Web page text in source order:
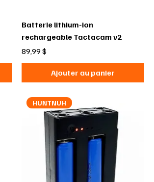
Batterie lithium-ion
rechargeable Tactacam v2
Prix
89,99 $
Ajouter au panier
HUNTNUH